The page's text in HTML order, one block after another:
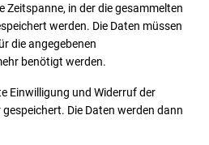
in der die gesammelten
werden. Die Daten müssen
die angegebenen
benötigt werden.
Einwilligung und Widerruf der
Die Daten werden dann